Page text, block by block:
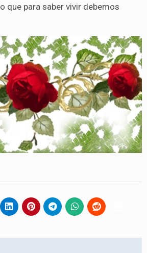
que para saber vivir debemos